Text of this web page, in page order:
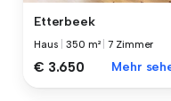
Etterbeek
Haus |350 m² |7 Zimmer
€ 3.650 Mehr